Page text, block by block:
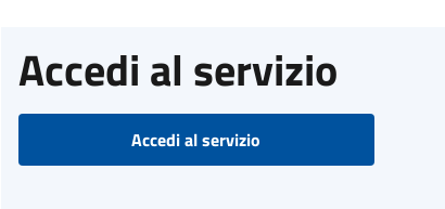
Accedi al servizio
Accedi al servizio